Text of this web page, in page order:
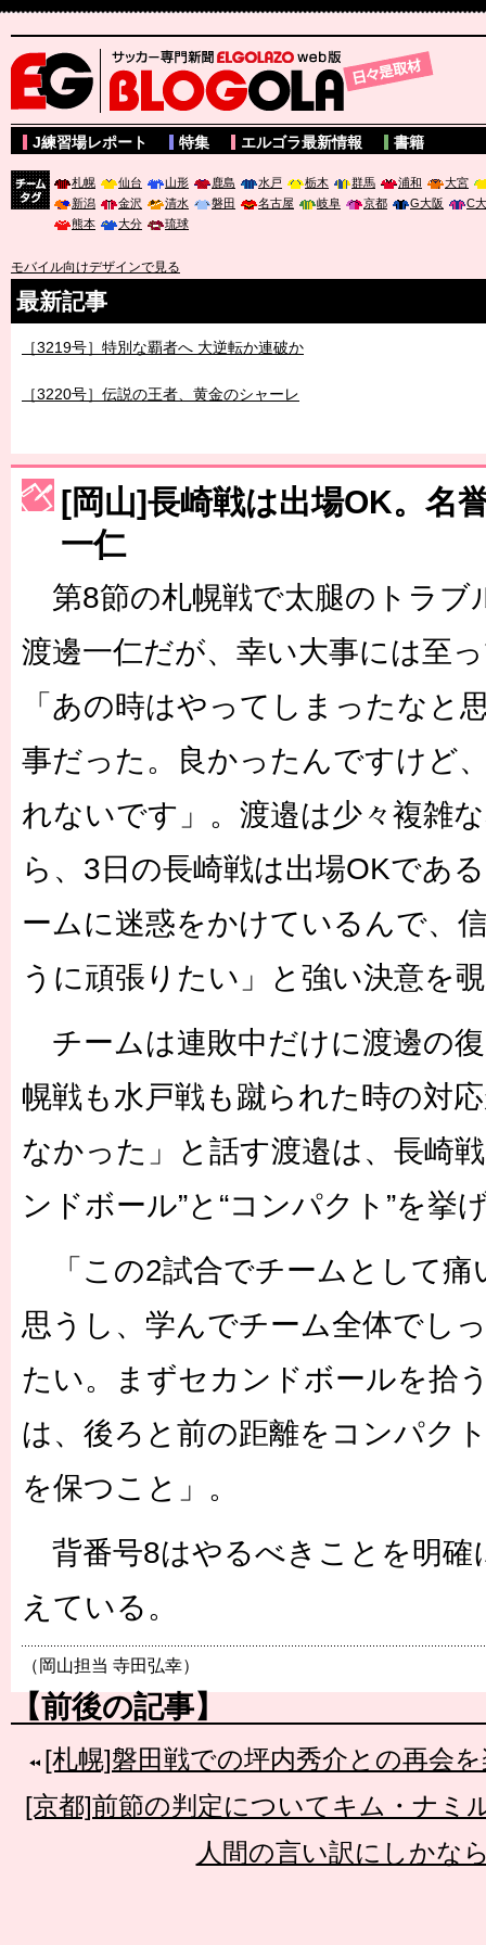
サッカー専門新聞ELGOLAZO web版 BLOGOLA
J練習場レポート 特集 エルゴラ最新情報 書籍
札幌 仙台 山形 鹿島 水戸 栃木 群馬 浦和
大宮
新潟
金沢 清水 磐田 名古屋 岐阜 京都 G大阪
C
熊本
大分 琉球
モバイル向けデザインで見る
最新記事
［3219号］特別な覇者へ 大逆転か連破か
［3220号］伝説の王者、黄金のシャーレ
［3230号］世界一への夢は終わらない
［3223号］一丸。日本出陣
［3222号］史上最大のW杯開幕 注目は「個」
[岡山]長崎戦は出場OK。名
一仁
第8節の札幌戦で太腿のトラブ
渡邊一仁だが、幸い大事には至
「あの時はやってしまったなと
事だった。良かったんですけど
れないです」。渡邉は少々複雑
ら、3日の長崎戦は出場OKであ
ームに迷惑をかけているんで、
うに頑張りたい」と強い決意を
チームは連敗中だけに渡邊の
幌戦も水戸戦も蹴られた時の対
なかった」と話す渡邉は、長崎
ンドボール”と“コンパクト”を挙
「この2試合でチームとして痛
思うし、学んでチーム全体でし
たい。まずセカンドボールを拾
は、後ろと前の距離をコンパク
を保つこと」。
背番号8はやるべきことを明確
えている。
（岡山担当 寺田弘幸）
【前後の記事】
[札幌]磐田戦での坪内秀介との再会
[京都]前節の判定についてキム・ナミ
人間の言い訳にしかな